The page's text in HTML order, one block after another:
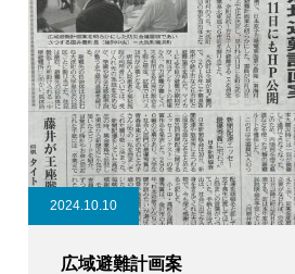
2024.10.10
広域避難計画案